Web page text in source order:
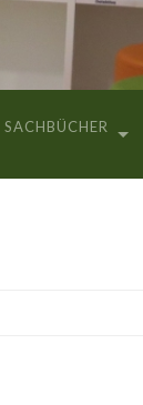
SACHBÜCHER